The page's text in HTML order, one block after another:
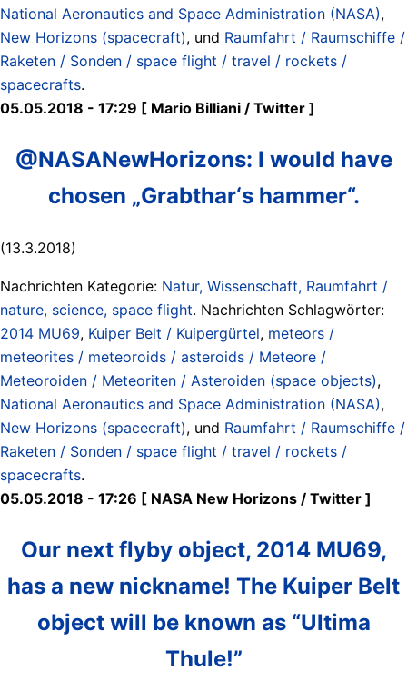
National Aeronautics and Space Administration (NASA),
New Horizons (spacecraft), und Raumfahrt / Raumschiffe /
Raketen / Sonden / space flight / travel / rockets /
spacecrafts.
05.05.2018 - 17:29 [ Mario Billiani / Twitter ]
@NASANewHorizons: I would have
chosen „Grabthar‘s hammer“.
(13.3.2018)
Nachrichten Kategorie: Natur, Wissenschaft, Raumfahrt /
nature, science, space flight. Nachrichten Schlagwörter:
2014 MU69, Kuiper Belt / Kuipergürtel, meteors /
meteorites / meteoroids / asteroids / Meteore /
Meteoroiden / Meteoriten / Asteroiden (space objects),
National Aeronautics and Space Administration (NASA),
New Horizons (spacecraft), und Raumfahrt / Raumschiffe /
Raketen / Sonden / space flight / travel / rockets /
spacecrafts.
05.05.2018 - 17:26 [ NASA New Horizons / Twitter ]
Our next flyby object, 2014 MU69,
has a new nickname! The Kuiper Belt
object will be known as “Ultima
Thule!”